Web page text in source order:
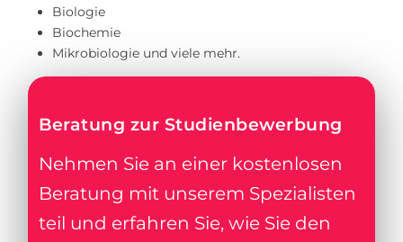
Biologie
Biochemie
Mikrobiologie und viele mehr.
Beratung zur Studienbewerbung
Nehmen Sie an einer kostenlosen
Beratung mit unserem Spezialisten
teil und erfahren Sie, wie Sie den